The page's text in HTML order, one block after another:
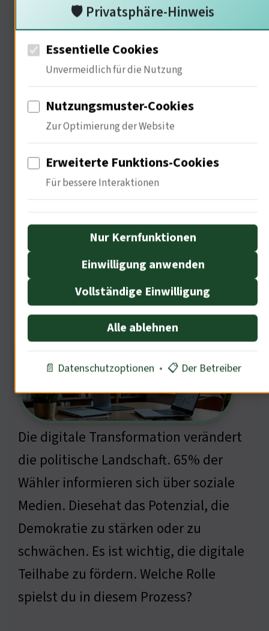
für die Produktivität. In Unternehmen,
implementieren, steigt die Effizienz
Infrastruktur beeinflusst unsere
Wirtschaft maßgeblich. Welche
wirtschaftlichen Veränderungen siehst
du durch die digitale Transformation?
Politische Implikationen der
Internetnutzung
Die digitale Transformation verändert
die politische Landschaft. 65% der
Wähler informieren sich über soziale
Medien. Diesehat das Potenzial, die
Demokratie zu stärken oder zu
schwächen. Es ist wichtig, die digitale
Teilhabe zu fördern. Welche Rolle
spielst du in diesem Prozess?
🛡️ Privatsphäre-Hinweis
Essentielle Cookies
Unvermeidlich für die Nutzung
Nutzungsmuster-Cookies
Zur Optimierung der Website
Erweiterte Funktions-Cookies
Für bessere Interaktionen
Nur Kernfunktionen
Einwilligung anwenden
Vollständige Einwilligung
Alle ablehnen
📄 Datenschutzoptionen • 📋 Der Betreiber